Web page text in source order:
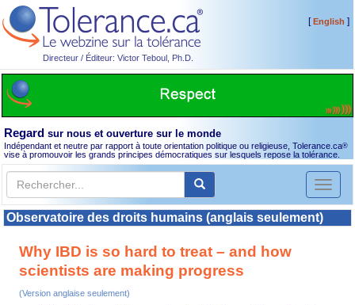
Directeur / Éditeur: Victor Teboul, Ph.D.
[English ]
Regard sur nous et ouverture sur le monde
Indépendant et neutre par rapport à toute orientation politique ou religieuse, Tolerance.ca®
vise à promouvoir les grands principes démocratiques sur lesquels repose la tolérance.
Toggle
Observatoire des droits humains (anglais seulement)
Why IBD is so hard to treat – and how
scientists are making progress
(Version anglaise seulement)